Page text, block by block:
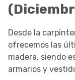
Desde la
ofrecemos las
madera, siendo
armarios y